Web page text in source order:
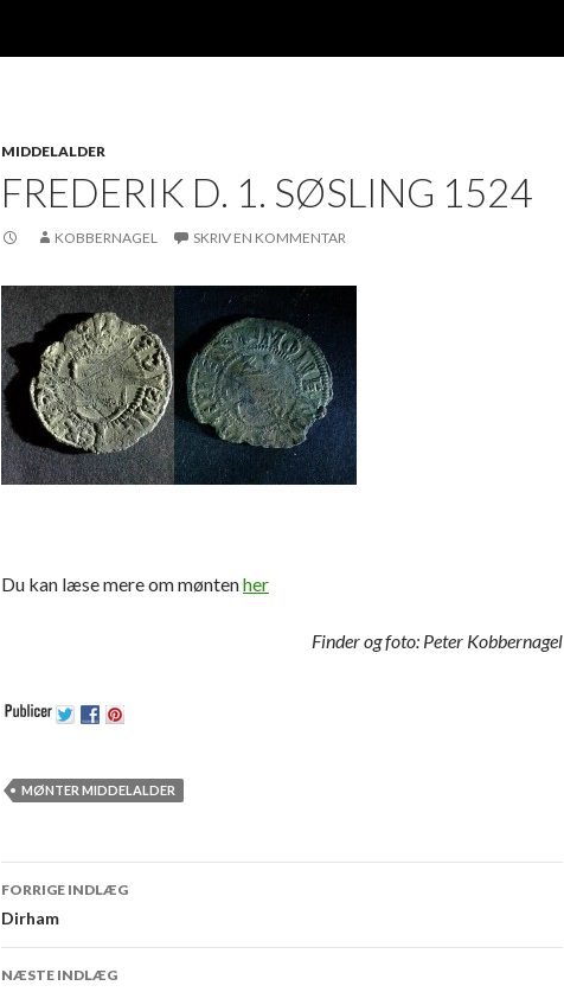
MIDDELALDER
FREDERIK D. 1. SØSLING 1524
KOBBERNAGEL SKRIV EN KOMMENTAR
Du kan læse mere om møntenher
Finder og foto: Peter Kobbernagel
MØNTER MIDDELALDER
Indlæg navigation
FORRIGE INDLÆG
Dirham
NÆSTE INDLÆG